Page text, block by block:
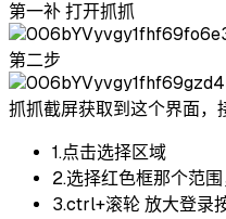
第一补 打开抓抓
第二步
抓抓截屏获取到这个界面，
1.点击选择区域
2.选择红色框那个范
3.ctrl+滚轮 放大登录